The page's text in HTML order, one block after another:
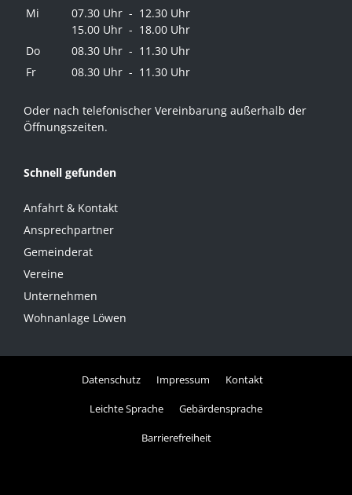
Mi
07.30 Uhr - 12.30 Uhr
15.00 Uhr - 18.00 Uhr
Do
08.30 Uhr - 11.30 Uhr
Fr
08.30 Uhr - 11.30 Uhr
Oder nach telefonischer Vereinbarung außerhalb der
Öffnungszeiten.
Schnell gefunden
Anfahrt & Kontakt
Ansprechpartner
Gemeinderat
Vereine
Unternehmen
Wohnanlage Löwen
Datenschutz Impressum Kontakt
Leichte Sprache Gebärdensprache
Barrierefreiheit